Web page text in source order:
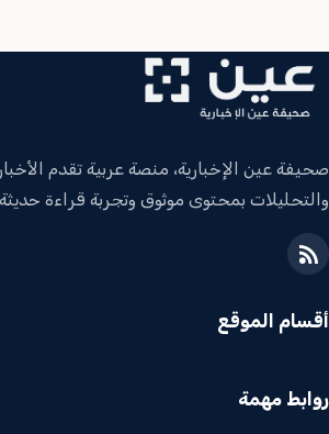
صحيفة عين الإخبارية، منصة عربية تقدم
والتحليلات بمحتوى موثوق وتجربة قراءة
أقسام الموقع
روابط مهمة